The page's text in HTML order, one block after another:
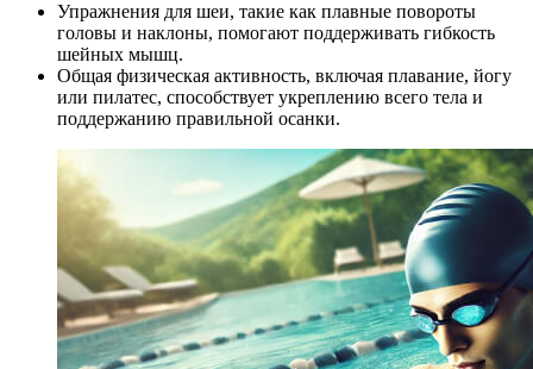
Упражнения для шеи, такие как плавные повороты
головы и наклоны, помогают поддерживать гибкость
шейных мышц.
Общая физическая активность, включая плавание, йогу
или пилатес, способствует укреплению всего тела и
поддержанию правильной осанки.